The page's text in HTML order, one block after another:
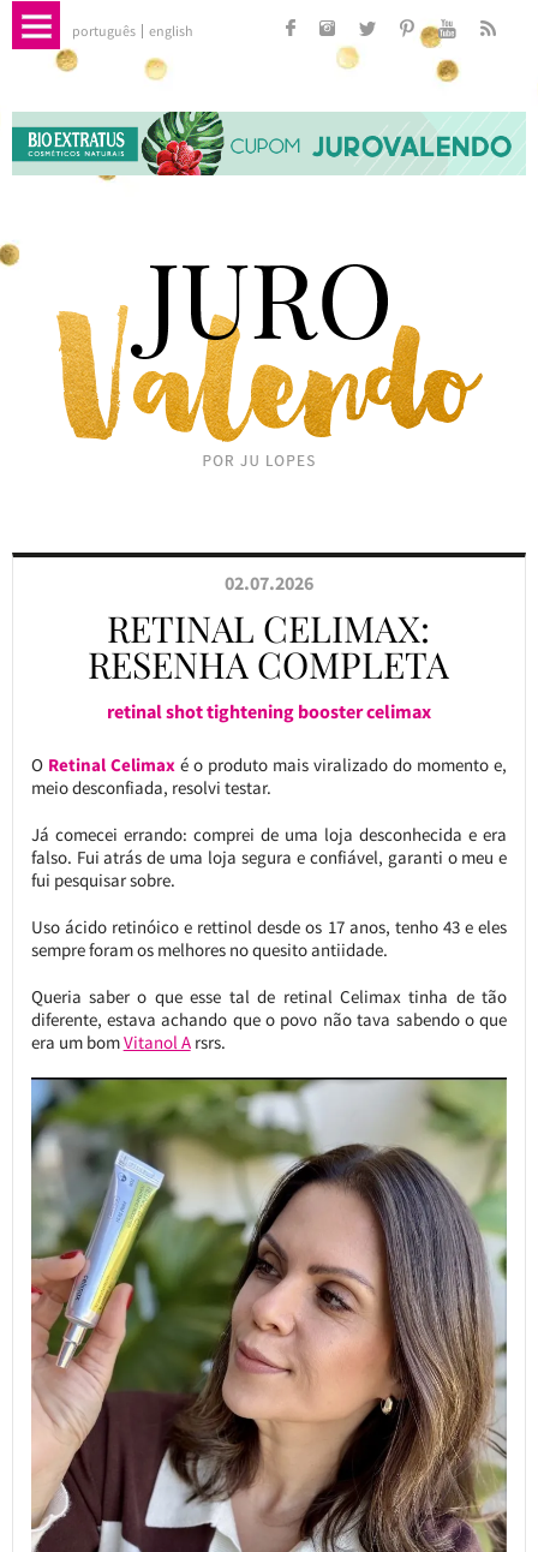
português english
02.07.2026
RETINAL CELIMAX:
RESENHA COMPLETA
retinal shot tightening booster celimax
O Retinal Celimax é o produto mais viralizado do momento e,
meio desconfiada, resolvi testar.
Já comecei errando: comprei de uma loja desconhecida e era
falso. Fui atrás de uma loja segura e confiável, garanti o meu e
fui pesquisar sobre.
Uso ácido retinóico e rettinol desde os 17 anos, tenho 43 e eles
sempre foram os melhores no quesito antiidade.
Queria saber o que esse tal de retinal Celimax tinha de tão
diferente, estava achando que o povo não tava sabendo o que
era um bomVitanol Arsrs.